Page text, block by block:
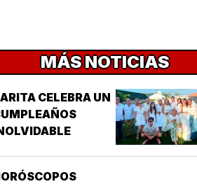
MÁS NOTICIAS
CELEBRA UN